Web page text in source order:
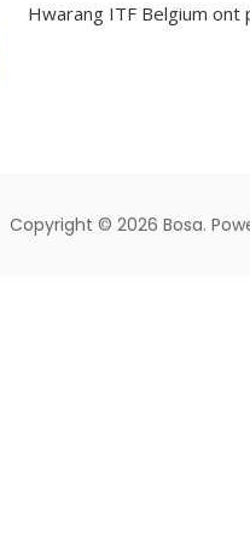
Hwarang ITF Belgium ont
Copyright © 2026 Bosa.